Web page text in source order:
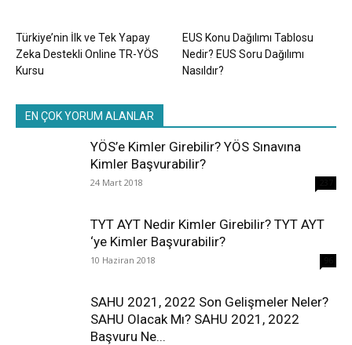
Türkiye’nin İlk ve Tek Yapay
Zeka Destekli Online TR-YÖS
Kursu
EUS Konu Dağılımı Tablosu
Nedir? EUS Soru Dağılımı
Nasıldır?
EN ÇOK YORUM ALANLAR
YÖS’e Kimler Girebilir? YÖS Sınavına
Kimler Başvurabilir?
24 Mart 2018
TYT AYT Nedir Kimler Girebilir? TYT AYT
‘ye Kimler Başvurabilir?
10 Haziran 2018
SAHU 2021, 2022 Son Gelişmeler Neler?
SAHU Olacak Mı? SAHU 2021, 2022
Başvuru Ne...